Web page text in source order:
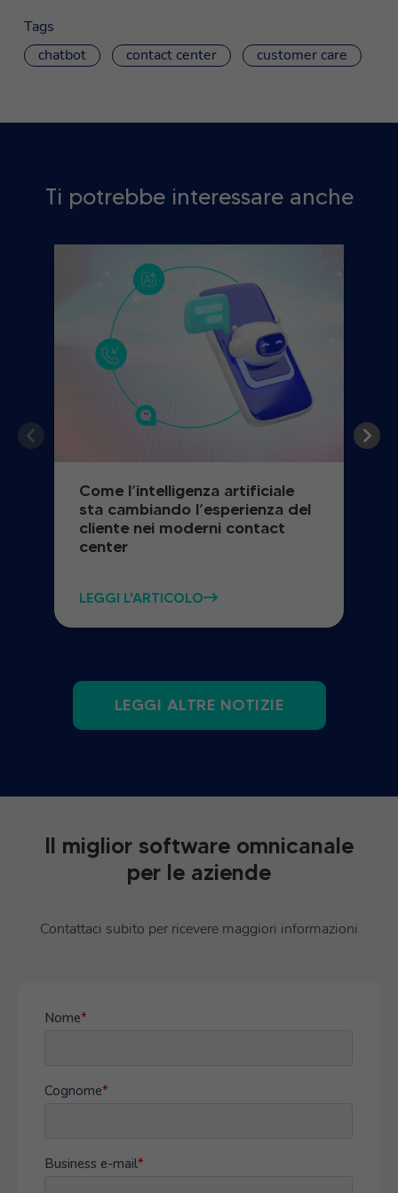
Tags
chatbot
contact center customer care
Ti potrebbe interessare anche
Come l’intelligenza artificiale
sta cambiando l’esperienza del
cliente nei moderni contact
center
LEGGI L'ARTICOLO
LEGGI ALTRE NOTIZIE
Il miglior software omnicanale
per le aziende
Contattaci subito per ricevere maggiori informazioni